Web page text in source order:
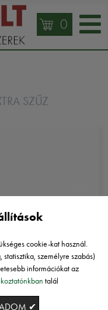
0
SZŰZ
cookie-kat használ.
személyre szabás)
információkat az
talál
✔